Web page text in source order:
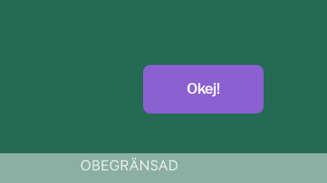
fram tillsammans med barn och unga. Vi är
som arbetar mot sexuell exploatering av
Okej!